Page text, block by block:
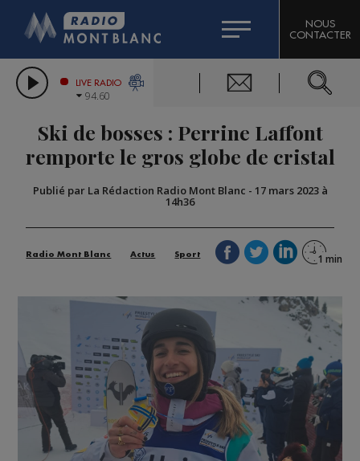
LES CHRONIQUES DE L'EXPERT
CITIZEN MACHINERY
GRAND MASSIF DOMAINES SKIABLES
BIGARD
COMPAGNIE DU MONT-BLANC
NOUS
CONTACTER
LIVE RADIO
94.60
Ski de bosses : Perrine Laffont
remporte le gros globe de cristal
Publié par La Rédaction Radio Mont Blanc - 17 mars 2023 à
14h36
Radio Mont Blanc Actus Sport